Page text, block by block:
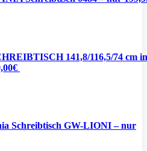
141,8/116,5/74 cm in
Schreibtisch GW-LIONI – nur